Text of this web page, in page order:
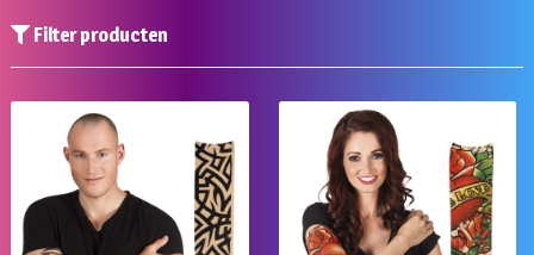
Verhuur apparatuur
Klantenservice
Inloggen
Filter producten